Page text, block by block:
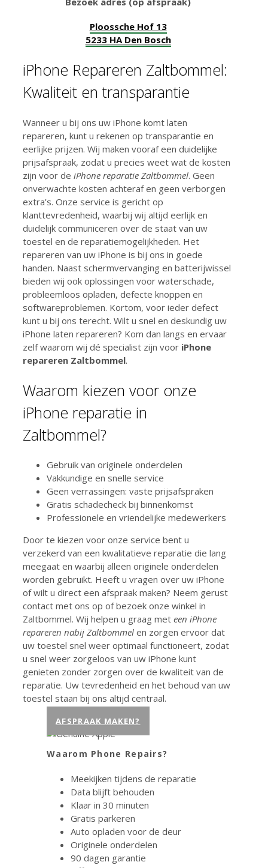
Ploossche Hof 13
5233 HA Den Bosch
iPhone Repareren Zaltbommel:
Kwaliteit en transparantie
Wanneer u bij ons uw iPhone komt laten
repareren, kunt u rekenen op transparantie en
eerlijke prijzen. Wij maken vooraf een duidelijke
prijsafspraak, zodat u precies weet wat de kosten
zijn voor de iPhone reparatie Zaltbommel. Geen
onverwachte kosten achteraf en geen verborgen
extra’s. Onze service is gericht op
klanttevredenheid, waarbij wij altijd eerlijk en
duidelijk communiceren over de staat van uw
toestel en de reparatiemogelijkheden. Het
repareren van uw iPhone is bij ons in goede
handen. Naast schermvervanging en batterijwissel
bieden wij ook oplossingen voor waterschade,
probleemloos opladen, defecte knoppen en
softwareproblemen. Kortom, voor ieder defect
kunt u bij ons terecht. Wilt u snel en deskundig uw
iPhone laten repareren? Kom dan langs en ervaar
zelf waarom wij dé specialist zijn voor iPhone
repareren Zaltbommel.
Waarom kiezen voor onze
iPhone reparatie in
Zaltbommel?
Gebruik van originele onderdelen
Vakkundige en snelle service
Geen verrassingen: vaste prijsafspraken
Gratis schadecheck bij binnenkomst
Professionele en vriendelijke medewerkers
Door te kiezen voor onze service bent u
verzekerd van een kwalitatieve reparatie die lang
meegaat en waarbij alleen originele onderdelen
worden gebruikt. Heeft u vragen over uw iPhone
of wilt u direct een afspraak maken? Neem gerust
contact met ons op of bezoek onze winkel in
Zaltbommel. Wij helpen u graag met een iPhone
repareren nabij Zaltbommel en zorgen ervoor dat
uw toestel snel weer optimaal functioneert, zodat
u snel weer zorgeloos van uw iPhone kunt
genieten zonder zorgen over de kwaliteit van de
reparatie. Uw tevredenheid en het behoud van uw
toestel staan bij ons altijd centraal.
AFSPRAAK MAKEN?
Waarom Phone Repairs?
Meekijken tijdens de reparatie
Data blijft behouden
Klaar in 30 minuten
Gratis parkeren
Auto opladen voor de deur
Originele onderdelen
90 dagen garantie